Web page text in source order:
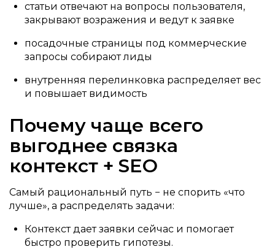
статьи отвечают на вопросы пользователя,
закрывают возражения и ведут к заявке
посадочные страницы под коммерческие
запросы собирают лиды
внутренняя перелинковка распределяет вес
и повышает видимость
Почему чаще всего
выгоднее связка
контекст + SEO
Самый рациональный путь − не спорить «что
лучше», а распределять задачи:
Контекст дает заявки сейчас и помогает
быстро проверить гипотезы.